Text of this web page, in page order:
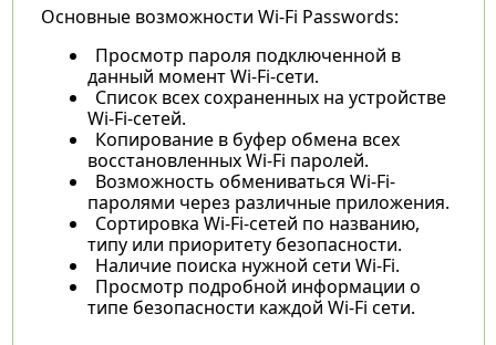
Основные возможности Wi-Fi Passwords:
Просмотр пароля подключенной в
данный момент Wi-Fi-сети.
Список всех сохраненных на устройстве
Wi-Fi-сетей.
Копирование в буфер обмена всех
восстановленных Wi-Fi паролей.
Возможность обмениваться Wi-Fi-
паролями через различные приложения.
Сортировка Wi-Fi-сетей по названию,
типу или приоритету безопасности.
Наличие поиска нужной сети Wi-Fi.
Просмотр подробной информации о
типе безопасности каждой Wi-Fi сети.